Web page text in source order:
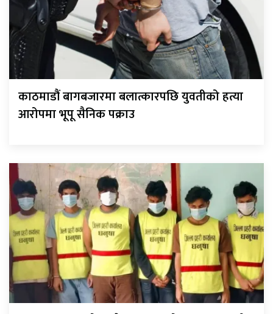
काठमाडौं बागबजारमा बलात्कारपछि युवतीको हत्या
आरोपमा भूपू सैनिक पक्राउ